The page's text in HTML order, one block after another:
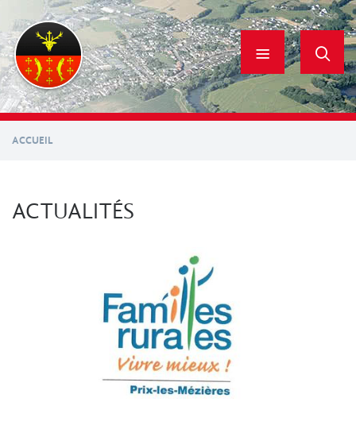
contenu
principal
ACCUEIL
ACTUALITÉS